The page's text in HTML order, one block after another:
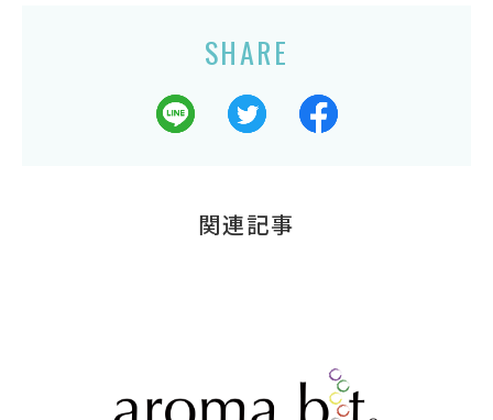
SHARE
関連記事